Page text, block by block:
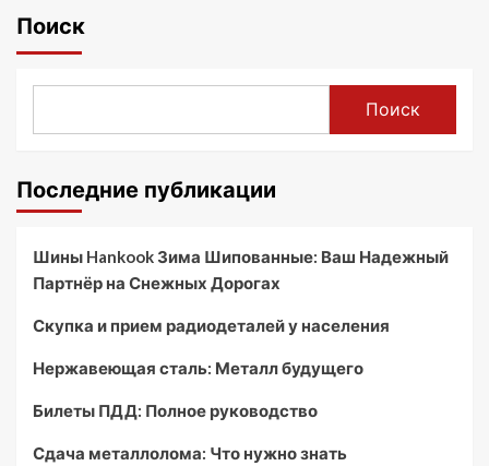
Поиск
Поиск
Последние публикации
Шины Hankook Зима Шипованные: Ваш Надежный
Партнёр на Снежных Дорогах
Скупка и прием радиодеталей у населения
Нержавеющая сталь: Металл будущего
Билеты ПДД: Полное руководство
Сдача металлолома: Что нужно знать